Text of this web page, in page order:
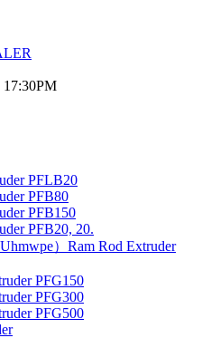
PFLB20
PFB80
PFB150
PFB20, 20.
）Ram Rod Extruder
PFG150
PFG300
PFG500